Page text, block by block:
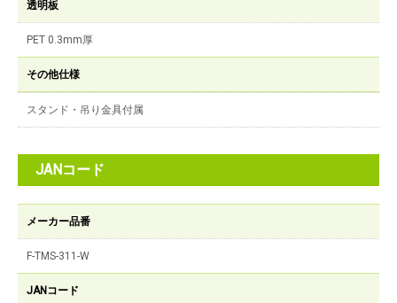
透明板
PET 0.3mm厚
その他仕様
スタンド・吊り金具付属
JANコード
メーカー品番
F-TMS-311-W
JANコード